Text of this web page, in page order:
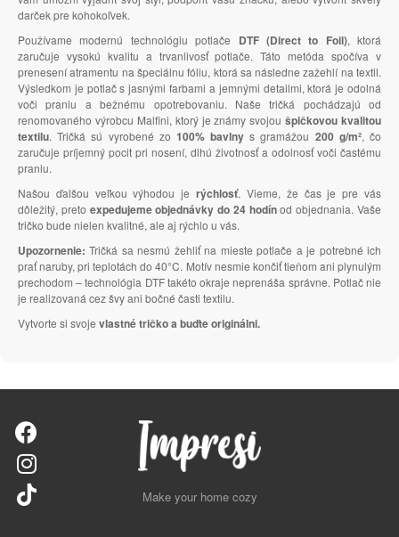
darček pre kohokoľvek.
Používame modernú technológiu potlače DTF (Direct to Foil), ktorá
zaručuje vysokú kvalitu a trvanlivosť potlače. Táto metóda spočíva v
prenesení atramentu na špeciálnu fóliu, ktorá sa následne zažehlí na textil.
Výsledkom je potlač s jasnými farbami a jemnými detailmi, ktorá je odolná
voči praniu a bežnému opotrebovaniu. Naše tričká pochádzajú od
renomovaného výrobcu Malfini, ktorý je známy svojoušpičkovou kvalitou
textilu. Tričká sú vyrobené zo 100% bavlny s gramážou 200 g/m², čo
zaručuje príjemný pocit pri nosení, dlhú životnosť a odolnosť voči častému
praniu.
Našou ďalšou veľkou výhodou jerýchlosť. Vieme, že čas je pre vás
dôležitý, preto expedujeme objednávky do 24 hodínod objednania. Vaše
tričko bude nielen kvalitné, ale aj rýchlo u vás.
Upozornenie: Tričká sa nesmú žehliť na mieste potlače a je potrebné ich
prať naruby, pri teplotách do 40°C. Motív nesmie končiť tieňom ani plynulým
prechodom – technológia DTF takéto okraje neprenáša správne. Potlač nie
je realizovaná cez švy ani bočné časti textilu.
Vytvorte si svoje vlastné tričko a buďte originálni.
Make your home cozy